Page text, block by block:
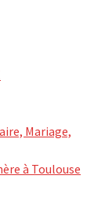
Mariage,
à Toulouse